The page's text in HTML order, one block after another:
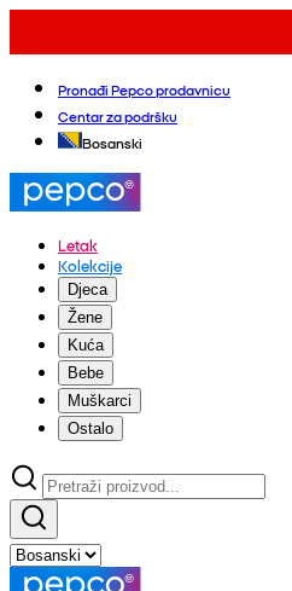
Pronađi Pepco prodavnicu
Centar za podršku
Bosanski
Letak
Kolekcije
Djeca
Žene
Kuća
Bebe
Muškarci
Ostalo